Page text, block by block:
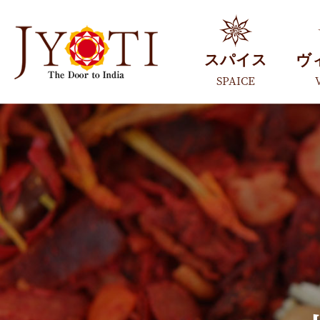
スパイス
SPAICE
ヴ